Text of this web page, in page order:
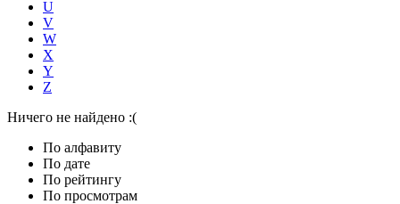
U
V
W
X
Y
Z
Ничего не найдено :(
По алфавиту
По дате
По рейтингу
По просмотрам